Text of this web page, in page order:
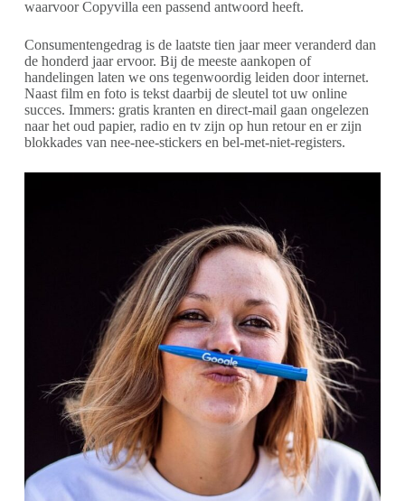
waarvoor Copyvilla een passend antwoord heeft.
Consumentengedrag is de laatste tien jaar meer veranderd dan
de honderd jaar ervoor. Bij de meeste aankopen of
handelingen laten we ons tegenwoordig leiden door internet.
Naast film en foto is tekst daarbij de sleutel tot uw online
succes. Immers: gratis kranten en direct-mail gaan ongelezen
naar het oud papier, radio en tv zijn op hun retour en er zijn
blokkades van nee-nee-stickers en bel-met-niet-registers.